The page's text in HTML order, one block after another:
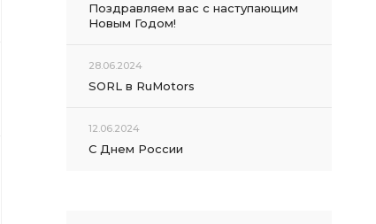
Поздравляем вас с наступающим
Новым Годом!
28.06.2024
SORL в RuMotors
12.06.2024
С Днем России